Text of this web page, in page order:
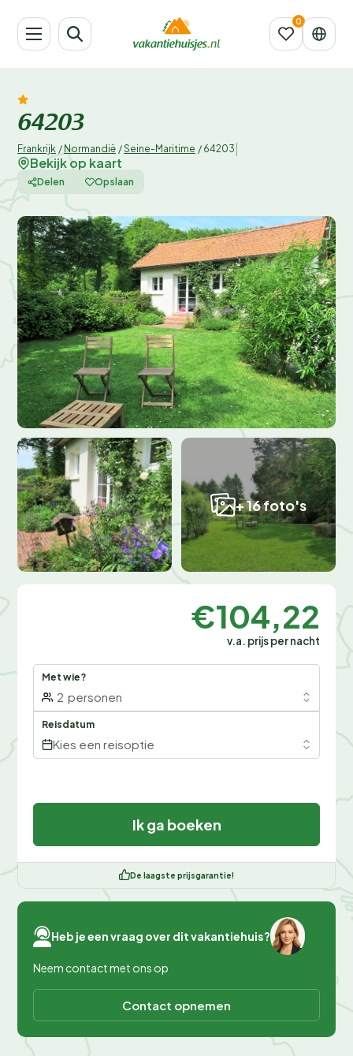
64203
Frankrijk / Normandië /Seine-Maritime / 64203
Bekijk op kaart
Delen Opslaan
+ 16 foto's
€104,22
v.a. prijs per nacht
Met wie?
2 personen
Reisdatum
Kies een reisoptie
Ik ga boeken
De laagste prijsgarantie!
Heb je een vraag over dit vakantiehuis?
Neem contact met ons op
Contact opnemen